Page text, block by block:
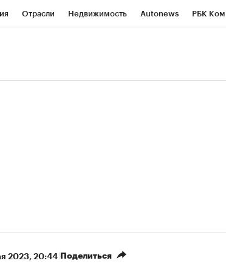
Отрасли Недвижимость Autonews РБК
2023, 20:44 Поделиться